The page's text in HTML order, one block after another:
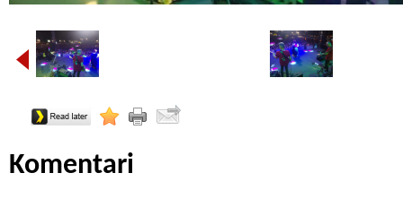
Komentari